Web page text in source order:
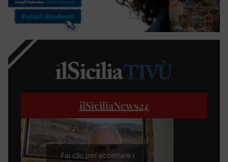
ilSiciliaNews24
Fai clic per accettare i